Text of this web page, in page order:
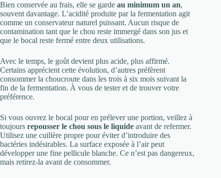
Bien conservée au frais, elle se garde au minimum un an,
souvent davantage. L’acidité produite par la fermentation agit
comme un conservateur naturel puissant. Aucun risque de
contamination tant que le chou reste immergé dans son jus et
que le bocal reste fermé entre deux utilisations.
Avec le temps, le goût devient plus acide, plus affirmé.
Certains apprécient cette évolution, d’autres préfèrent
consommer la choucroute dans les trois à six mois suivant la
fin de la fermentation. À vous de tester et de trouver votre
préférence.
Si vous ouvrez le bocal pour en prélever une portion, veillez à
toujours repousser le chou sous le liquide avant de refermer.
Utilisez une cuillère propre pour éviter d’introduire des
bactéries indésirables. La surface exposée à l’air peut
développer une fine pellicule blanche. Ce n’est pas dangereux,
mais retirez-la avant de consommer.